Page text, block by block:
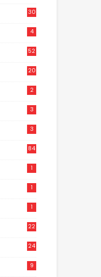
30
4
52
20
2
3
3
84
1
1
1
22
24
9